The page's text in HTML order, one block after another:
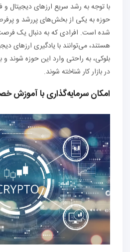
با توجه به رشد سریع ارزهای دیجیتال و
حوزه به یکی از بخش‌های پررشد و
شده است. افرادی که به دنبال یک
هستند، می‌توانند با یادگیری ارزهای
بلوکی، به راحتی وارد این حوزه شوند
در بازار کار شناخته شوند.
امکان سرمایه‌گذاری با آموزش